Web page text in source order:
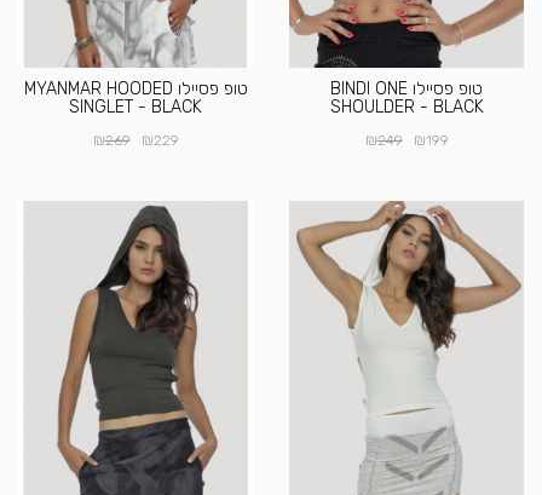
טופ פסיילו BINDI ONE
SHOULDER - BLACK
₪199
₪249
טופ פסיילו MYANMAR HOODED
SINGLET - BLACK
₪229
₪269